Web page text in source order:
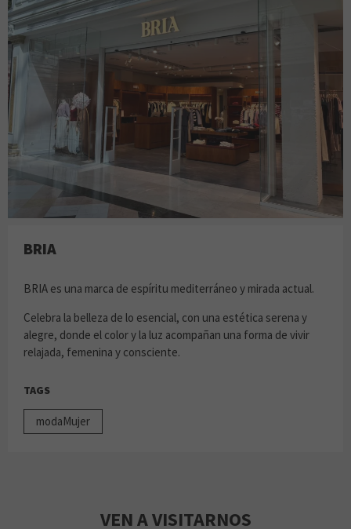
BRIA
BRIA es una marca de espíritu mediterráneo y mirada actual.
Celebra la belleza de lo esencial, con una estética serena y
alegre, donde el color y la luz acompañan una forma de vivir
relajada, femenina y consciente.
TAGS
modaMujer
VEN A VISITARNOS